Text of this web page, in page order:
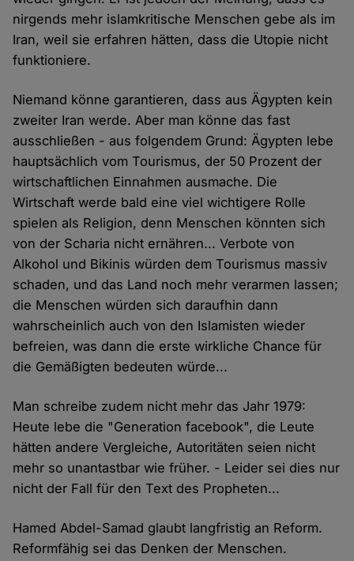
nirgends mehr islamkritische Menschen gebe als im
Iran, weil sie erfahren hätten, dass die Utopie nicht
funktioniere.
Niemand könne garantieren, dass aus Ägypten kein
zweiter Iran werde. Aber man könne das fast
ausschließen - aus folgendem Grund: Ägypten lebe
hauptsächlich vom Tourismus, der 50 Prozent der
wirtschaftlichen Einnahmen ausmache. Die
Wirtschaft werde bald eine viel wichtigere Rolle
spielen als Religion, denn Menschen könnten sich
von der Scharia nicht ernähren... Verbote von
Alkohol und Bikinis würden dem Tourismus massiv
schaden, und das Land noch mehr verarmen lassen;
die Menschen würden sich daraufhin dann
wahrscheinlich auch von den Islamisten wieder
befreien, was dann die erste wirkliche Chance für
die Gemäßigten bedeuten würde...
Man schreibe zudem nicht mehr das Jahr 1979:
Heute lebe die "Generation facebook", die Leute
hätten andere Vergleiche, Autoritäten seien nicht
mehr so unantastbar wie früher. - Leider sei dies nur
nicht der Fall für den Text des Propheten...
Hamed Abdel-Samad glaubt langfristig an Reform.
Reformfähig sei das Denken der Menschen.